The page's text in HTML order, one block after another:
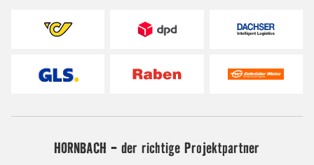
HORNBACH - der richtige Projektpartner